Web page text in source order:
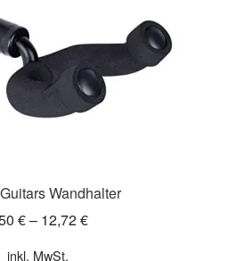
Wandhalter
€– 12,72€
inkl. MwSt.